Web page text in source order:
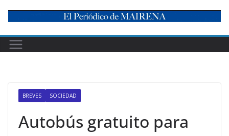
content
BREVES SOCIEDAD
Autobús gratuito para